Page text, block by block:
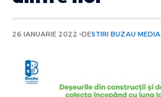
26 IANUARIE 2022 DESTIRI BUZAU MEDIA